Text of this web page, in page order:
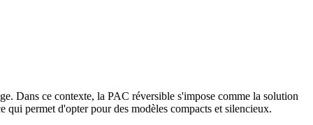
Dans ce contexte, la PAC réversible s'impose comme la solution
qui permet d'opter pour des modèles compacts et silencieux.